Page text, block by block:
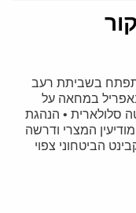
תפתח בשביתת רעב
בבתי הכלא בישראל החל מה-7 באפריל במחאה על
סלולארית • הנהגת
המצרי ודרשה
הביטחוני צפוי